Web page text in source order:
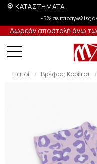
ΚΑΤΑΣΤΗΜΑΤΑ
-5% σε παραγγελίες
Δωρεάν αποστολή άνω
Παιδί Βρέφος Κορίτσι